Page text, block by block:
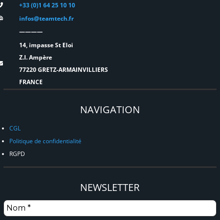
+33 (0)1 64 25 10 10
infos@teamtech.fr
————
14, impasse St Eloi
Z.I. Ampère
77220 GRETZ-ARMAINVILLIERS
FRANCE
NAVIGATION
CGL
Politique de confidentialité
RGPD
NEWSLETTER